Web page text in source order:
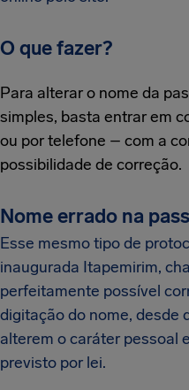
O que fazer?
Para alterar o nome da
simples, basta entrar em
ou por telefone – com a
possibilidade de correção.
Nome errado na
Esse mesmo tipo de
inaugurada Itapemirim,
perfeitamente possível
digitação do nome, desde
alterem o caráter pessoal
previsto por lei.